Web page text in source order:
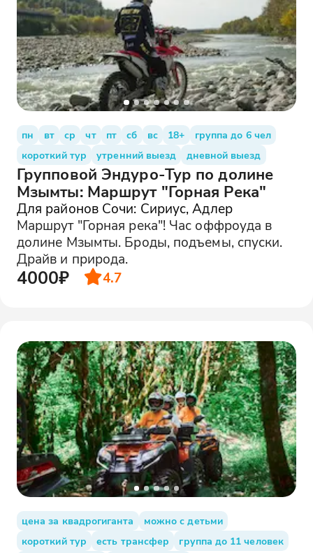
пн вт ср чт пт сб вс 18+
группа до 6 чел
короткий тур
утренний выезд дневной выезд
Групповой Эндуро-Тур по долине
Мзымты: Маршрут "Горная Река"
Для районов Сочи: Сириус, Адлер
Маршрут "Горная река"! Час оффроуда в
долине Мзымты. Броды, подъемы, спуски.
Драйв и природа.
4000₽ 4.7
цена за квадрогиганта
можно с детьми
короткий тур
есть трансфер
группа до 11 человек